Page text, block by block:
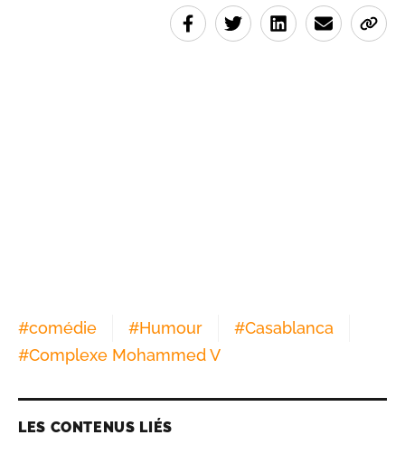
#comédie #Humour #Casablanca
#Complexe Mohammed V
LES CONTENUS LIÉS